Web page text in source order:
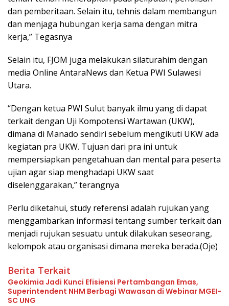
dan pemberitaan. Selain itu, tehnis dalam membangun
dan menjaga hubungan kerja sama dengan mitra
kerja,” Tegasnya
Selain itu, FJOM juga melakukan silaturahim dengan
media Online AntaraNews dan Ketua PWI Sulawesi
Utara.
“Dengan ketua PWI Sulut banyak ilmu yang di dapat
terkait dengan Uji Kompotensi Wartawan (UKW),
dimana di Manado sendiri sebelum mengikuti UKW ada
kegiatan pra UKW. Tujuan dari pra ini untuk
mempersiapkan pengetahuan dan mental para peserta
ujian agar siap menghadapi UKW saat
diselenggarakan,” terangnya
Perlu diketahui, study referensi adalah rujukan yang
menggambarkan informasi tentang sumber terkait dan
menjadi rujukan sesuatu untuk dilakukan seseorang,
kelompok atau organisasi dimana mereka berada.(Oje)
Berita Terkait
Geokimia Jadi Kunci Efisiensi Pertambangan Emas,
Superintendent NHM Berbagi Wawasan di Webinar MGEI-
SC UNG